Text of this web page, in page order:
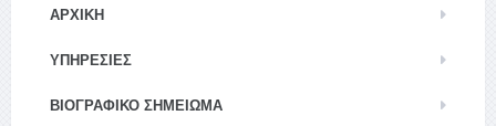
ΑΡΧΙΚΉ
ΥΠΗΡΕΣΊΕΣ
ΒΙΟΓΡΑΦΙΚΌ ΣΗΜΕΊΩΜΑ